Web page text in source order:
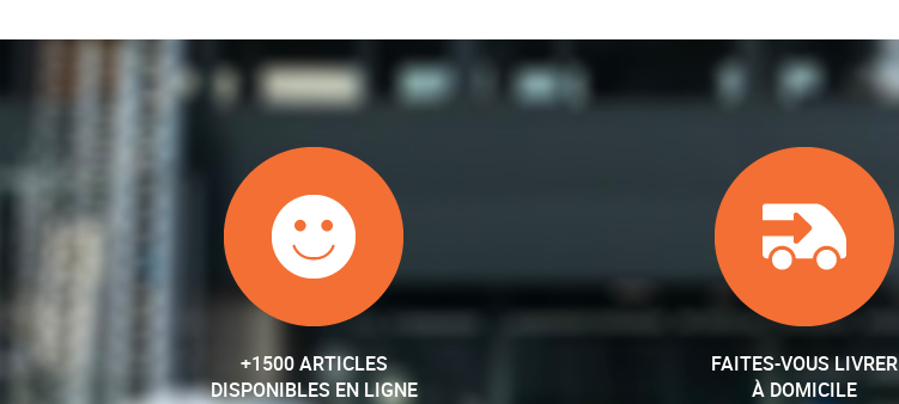
+1500 ARTICLES
DISPONIBLES EN LIGNE
FAITES-VOUS LIVRER
À DOMICILE